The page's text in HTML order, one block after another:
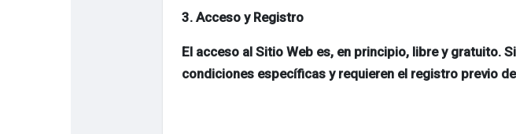
3. Acceso y Registro
El acceso al Sitio Web es, en principio, libre y gratuito.
condiciones específicas y requieren el registro previo